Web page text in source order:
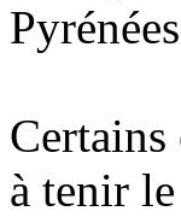
à tenir